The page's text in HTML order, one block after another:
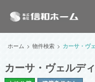
ホーム 物件検索 カーサ・ヴ
カーサ・ヴェルデ